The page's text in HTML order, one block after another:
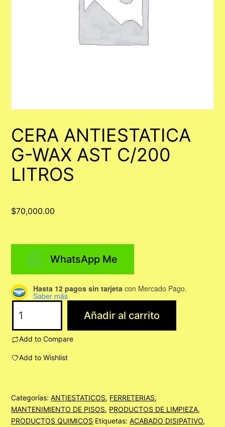
CERA ANTIESTATICA
G-WAX AST C/200
LITROS
$70,000.00
WhatsApp Me
Hasta 12 pagos sin tarjeta con Mercado Pago.
Saber más
ANTIESTATICA
G-
WAX
LITROS
cantidad
Añadir al carrito
Add to Compare
Add to Wishlist
Categorías:ANTIESTATICOS, FERRETERIAS,
MANTENIMIENTO DE PISOS, PRODUCTOS DE LIMPIEZA,
PRODUCTOS QUIMICOS Etiquetas:ACABADO DISIPATIVO,